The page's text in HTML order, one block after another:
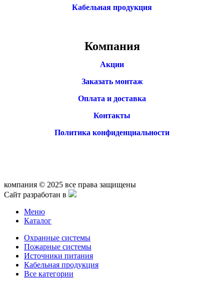
Кабельная продукция
Компания
Акции
Заказать монтаж
Оплата и доставка
Контакты
Политика конфиденциальности
компания © 2025 все права защищены
Сайт разработан в
Меню
Каталог
Охранные системы
Пожарные системы
Источники питания
Кабельная продукция
Все категории